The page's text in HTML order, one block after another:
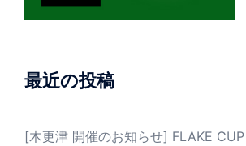
最近の投稿
[木更津 開催のお知らせ] FLAKE